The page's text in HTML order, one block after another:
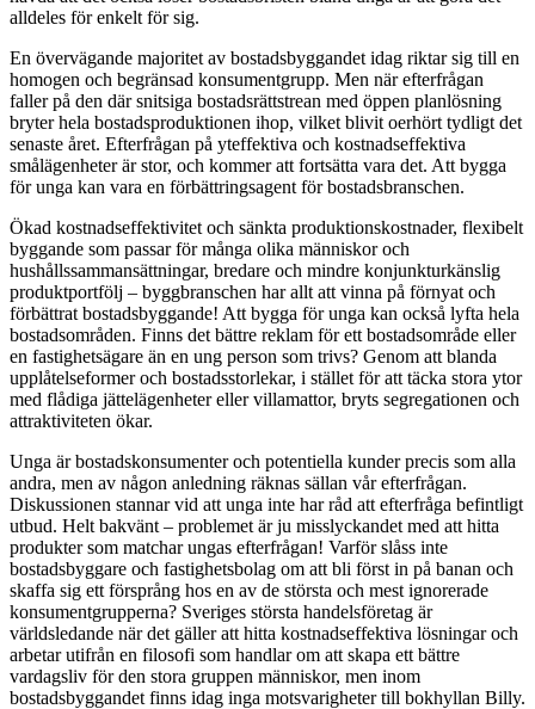
alldeles för enkelt för sig.
En övervägande majoritet av bostadsbyggandet idag riktar sig till en
homogen och begränsad konsumentgrupp. Men när efterfrågan
faller på den där snitsiga bostadsrättstrean med öppen planlösning
bryter hela bostadsproduktionen ihop, vilket blivit oerhört tydligt det
senaste året. Efterfrågan på yteffektiva och kostnadseffektiva
smålägenheter är stor, och kommer att fortsätta vara det. Att bygga
för unga kan vara en förbättringsagent för bostadsbranschen.
Ökad kostnadseffektivitet och sänkta produktionskostnader, flexibelt
byggande som passar för många olika människor och
hushållssammansättningar, bredare och mindre konjunkturkänslig
produktportfölj – byggbranschen har allt att vinna på förnyat och
förbättrat bostadsbyggande! Att bygga för unga kan också lyfta hela
bostadsområden. Finns det bättre reklam för ett bostadsområde eller
en fastighetsägare än en ung person som trivs? Genom att blanda
upplåtelseformer och bostadsstorlekar, i stället för att täcka stora ytor
med flådiga jättelägenheter eller villamattor, bryts segregationen och
attraktiviteten ökar.
Unga är bostadskonsumenter och potentiella kunder precis som alla
andra, men av någon anledning räknas sällan vår efterfrågan.
Diskussionen stannar vid att unga inte har råd att efterfråga befintligt
utbud. Helt bakvänt – problemet är ju misslyckandet med att hitta
produkter som matchar ungas efterfrågan! Varför slåss inte
bostadsbyggare och fastighetsbolag om att bli först in på banan och
skaffa sig ett försprång hos en av de största och mest ignorerade
konsumentgrupperna? Sveriges största handelsföretag är
världsledande när det gäller att hitta kostnadseffektiva lösningar och
arbetar utifrån en filosofi som handlar om att skapa ett bättre
vardagsliv för den stora gruppen människor, men inom
bostadsbyggandet finns idag inga motsvarigheter till bokhyllan Billy.